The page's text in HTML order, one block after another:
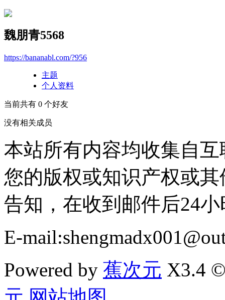
魏朋青5568
https://bananabl.com/?956
主题
个人资料
当前共有 0 个好友
没有相关成员
本站所有内容均收集自
您的版权或知识产权或
告知，在收到邮件后24
E-
Powered by 蕉次元 X3.4